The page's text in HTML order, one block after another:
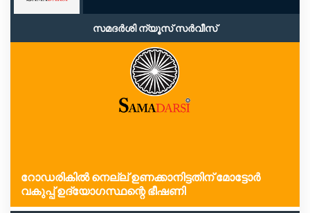
സമദർശി ന്യൂസ് സർവീസ്
റോഡരികില്‍ നെല്ല് ഉണക്കാനിട്ടതിന് മോട്ടോര്‍
വകുപ്പ് ഉദ്യോഗസ്ഥന്റെ ഭീഷണി